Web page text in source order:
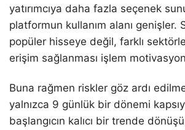
yatırımcıya daha fazla seçenek
platformun kullanım alanı genişler.
popüler hisseye değil, farklı
erişim sağlanması işlem
Buna rağmen riskler göz ardı
yalnızca 9 günlük bir dönemi
başlangıcın kalıcı bir trende